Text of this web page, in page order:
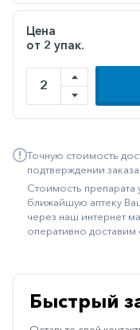
Метаболизм
Минеральный
обмен
средства
Остеопороз
Паркинсон
Цена
от 2 упак.
Точную стоимость
подтверждении заказа.
Стоимость препарата
ближайшую аптеку
через наш интернет
оперативно доставим
Быстрый